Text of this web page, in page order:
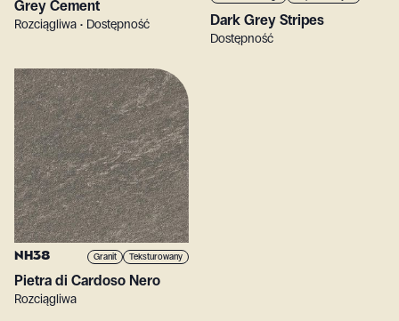
Grey Cement
Rozciągliwa • Dostępność Dark Grey Stripes
Dostępność
NH38 Granit Teksturowany
Pietra di Cardoso Nero
Rozciągliwa